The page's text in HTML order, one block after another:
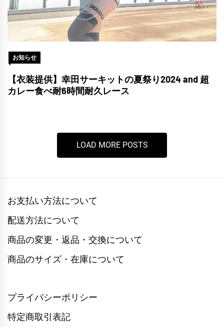
お知らせ
【衣装提供】幸田サーキットの夏祭り2024 and 超
カレー食べ耐6時間耐久レース
LOAD MORE POSTS
お支払い方法について
配送方法について
商品の変更・返品・交換について
商品のサイズ・在庫について
プライバシーポリシー
特定商取引表記